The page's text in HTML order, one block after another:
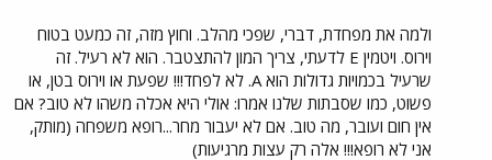
ולמה את מפחדת, דברי, שפכי מהלב. וחוץ מזה, זה כמעט בטוח
וירוס. ויטמין E לדעתי, צריך המון להתצטבר. הוא לא רעיל. זה
שרעיל בכמויות גדולות הוא A. לא לפחד!!! שפעת או וירוס בטן, או
פשוט, כמו שסבתות שלנו אמרו: אולי היא אכלה משהו לא טוב? אם
אין חום ועובר, מה טוב. אם לא יעבור מחר...רופא משפחה (מותק,
אני לא רופא!!! אלה רק עצות מרגיעות)